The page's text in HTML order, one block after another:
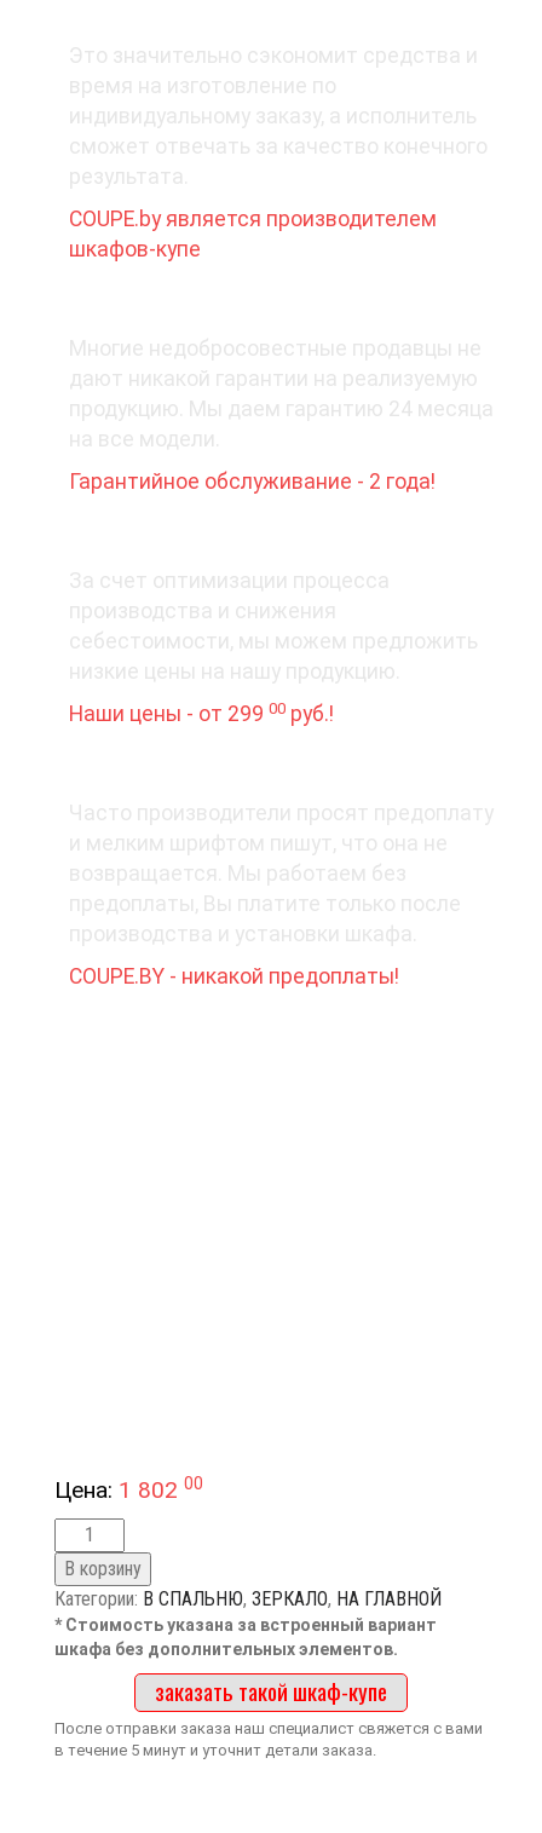
Это значительно сэкономит средства и
время на изготовление по
индивидуальному заказу, а исполнитель
сможет отвечать за качество конечного
результата.
COUPE.by является производителем
шкафов-купе
Многие недобросовестные продавцы не
дают никакой гарантии на реализуемую
продукцию. Мы даем гарантию 24 месяца
на все модели.
Гарантийное обслуживание - 2 года!
За счет оптимизации процесса
производства и снижения
себестоимости, мы можем предложить
низкие цены на нашу продукцию.
Наши цены - от 29900 руб.!
Часто производители просят предоплату
и мелким шрифтом пишут, что она не
возвращается. Мы работаем без
предоплаты, Вы платите только после
производства и установки шкафа.
COUPE.BY - никакой предоплаты!
Цена: 1 80200
В корзину
Категории: В СПАЛЬНЮ,ЗЕРКАЛО, НА ГЛАВНОЙ
* Стоимость указана за встроенный вариант
шкафа без дополнительных элементов.
заказать такой шкаф-купе
После отправки заказа наш специалист свяжется с вами
в течение 5 минут и уточнит детали заказа.